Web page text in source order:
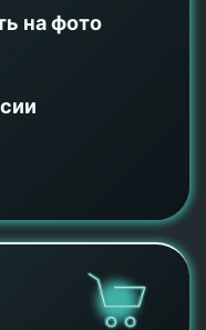
на фото